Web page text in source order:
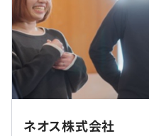
顧客とのアライアンスか
当社が独自開発したサービ
【キャリア・メーカー向
・NTTドコモ様/画像・動
すべて自社内開発となり
ん。
14,200円）
※固定残業代は10時間相当
途支給します
※賞与は年1回（月給の3
過去３年間の新卒採用者
前年度 男性2人 女性1人
2年度前 男性5人 女性1人
3年度前 男性4人 女性2人
平均勤続年数
8.0年
ネオス株式会社